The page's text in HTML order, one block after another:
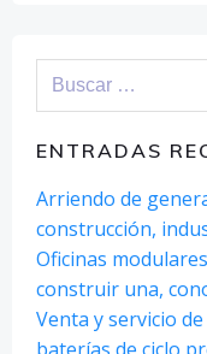
Buscar:
ENTRADAS
Arriendo de
construcción,
Oficinas
construir una,
Venta y servicio